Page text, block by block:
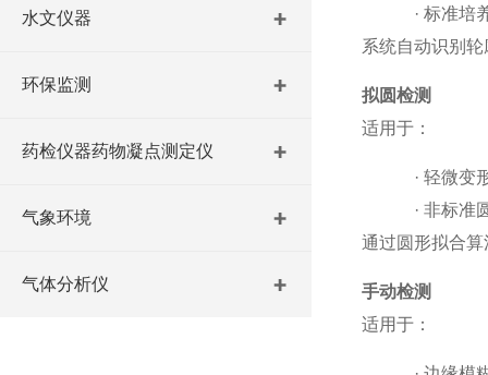
· 标准培
系统自动识别
拟圆检测
适用于：
· 轻微变
· 非标准
通过圆形拟合
手动检测
适用于：
水文仪器
环保监测
药检仪器药物凝点测定仪
气象环境
气体分析仪